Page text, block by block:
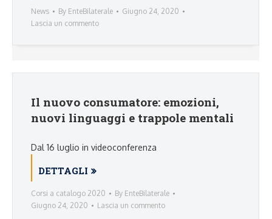
News By EnteBilaterale
Giugno 24, 2020
Lascia un commento
Il nuovo consumatore: emozioni,
nuovi linguaggi e trappole mentali
Dal 16 luglio in videoconferenza
DETTAGLI
Corsi a catalogo 2020 By EnteBilaterale
Giugno 24, 2020
Lascia un commento